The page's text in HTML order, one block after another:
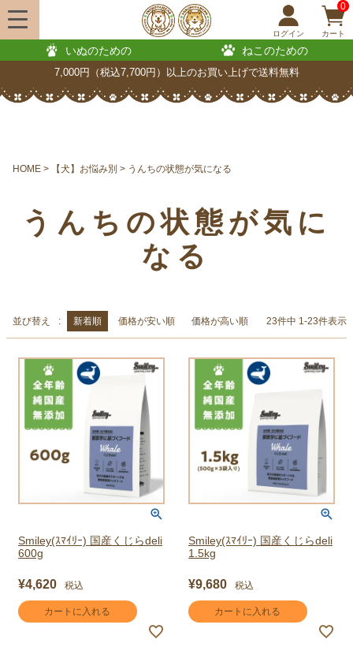
ログイン
0
カート
いぬのための ねこのための
7,000円（税込7,700円）以上のお買い上げで送料無料
HOME 【犬】お悩み別 うんちの状態が気になる
うんちの状態が気に
なる
並び替え 新着順 価格が安い順 価格が高い順 23件中 1-23件表示
Smiley(ｽﾏｲﾘｰ) 国産くじらdeli
600g
¥4,620 税込
カートに入れる
Smiley(ｽﾏｲﾘｰ) 国産くじらdeli
1.5kg
¥9,680 税込
カートに入れる